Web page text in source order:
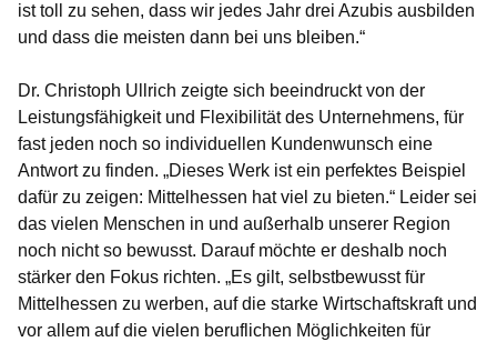
ist toll zu sehen, dass wir jedes Jahr drei Azubis ausbilden
und dass die meisten dann bei uns bleiben.“
Dr. Christoph Ullrich zeigte sich beeindruckt von der
Leistungsfähigkeit und Flexibilität des Unternehmens, für
fast jeden noch so individuellen Kundenwunsch eine
Antwort zu finden. „Dieses Werk ist ein perfektes Beispiel
dafür zu zeigen: Mittelhessen hat viel zu bieten.“ Leider sei
das vielen Menschen in und außerhalb unserer Region
noch nicht so bewusst. Darauf möchte er deshalb noch
stärker den Fokus richten. „Es gilt, selbstbewusst für
Mittelhessen zu werben, auf die starke Wirtschaftskraft und
vor allem auf die vielen beruflichen Möglichkeiten für